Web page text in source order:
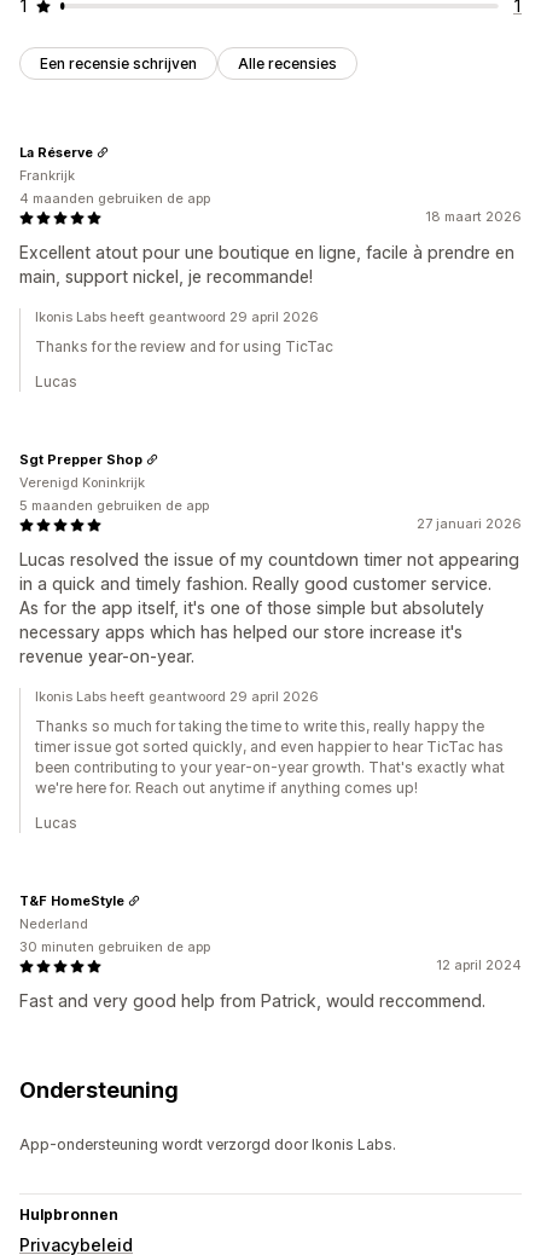
1 1
Een recensie schrijven Alle recensies
18 maart 2026
Excellent atout pour une boutique en ligne, facile à prendre en
main, support nickel, je recommande!
La Réserve
Frankrijk
4 maanden gebruiken de app
Ikonis Labs heeft geantwoord 29 april 2026
Thanks for the review and for using TicTac
Lucas
27 januari 2026
Lucas resolved the issue of my countdown timer not appearing
in a quick and timely fashion. Really good customer service.
As for the app itself, it's one of those simple but absolutely
necessary apps which has helped our store increase it's
revenue year-on-year.
Sgt Prepper Shop
Verenigd Koninkrijk
5 maanden gebruiken de app
Ikonis Labs heeft geantwoord 29 april 2026
Thanks so much for taking the time to write this, really happy the
timer issue got sorted quickly, and even happier to hear TicTac has
been contributing to your year-on-year growth. That's exactly what
we're here for. Reach out anytime if anything comes up!
Lucas
12 april 2024
Fast and very good help from Patrick, would reccommend.
T&F HomeStyle
Nederland
30 minuten gebruiken de app
Ondersteuning
App-ondersteuning wordt verzorgd door Ikonis Labs.
Hulpbronnen
Privacybeleid